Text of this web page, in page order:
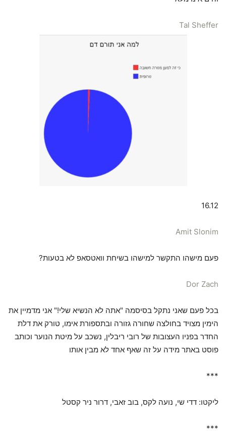
Tal Sheffer
16.12
Amit Slonim
פעם מישהו התקשר למישהו בשיחת וואטסאפ לא בטעות?
Dor Zach
בכל פעם שאני נתקל בסיסמה "אתה לא הנשיא שלי!" אני מדמיין את
הימין מצויד בחולצה שחורה גזורה ובתספורת אימו, טורק את דלת
החדר בפניו העצובות של רובי ריבלין, נשכב על מיטת הנוער וכותב
פוסט באתר מידה על זה שאף אחד לא מבין אותו
***
ליקטו: דדי שי, נועה לקס, בוב זאבי, דרור ניר קסטל
***